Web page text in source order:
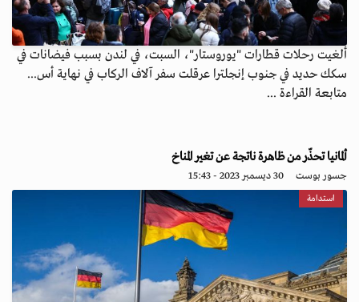
ألغيت رحلات قطارات "يوروستار"، السبت، في لندن بسبب فيضانات في
سكك حديد في جنوب إنجلترا عرقلت سفر آلاف الركاب في نهاية أس...
متابعة القراءة ...
ألمانيا تحذّر من ظاهرة ناتجة عن تغير المناخ
جسور بوست 30 ديسمبر 2023 - 15:43
استدامة